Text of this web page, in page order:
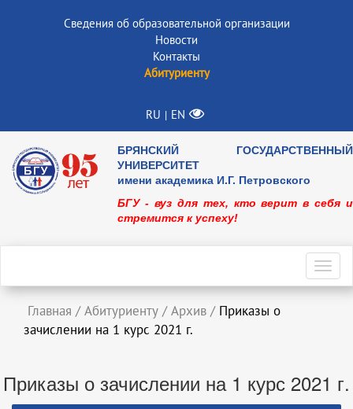
Сведения об образовательной организации
Новости
Контакты
Абитуриенту
RU | EN
БРЯНСКИЙ ГОСУДАРСТВЕННЫЙ
УНИВЕРСИТЕТ
имени академика И.Г. Петровского
БГУ - вуз для тех, кто верит в себя и
стремится к успеху!
Главная / Абитуриенту / Архив / Приказы о
зачислении на 1 курс 2021 г.
Приказы о зачислении на 1 курс 2021 г.